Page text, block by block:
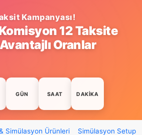
Kampanyası!
12 Taksite
Oranlar
GÜN SAAT DAKIKA
Simülasyon Ürünleri Simülasyon Setup